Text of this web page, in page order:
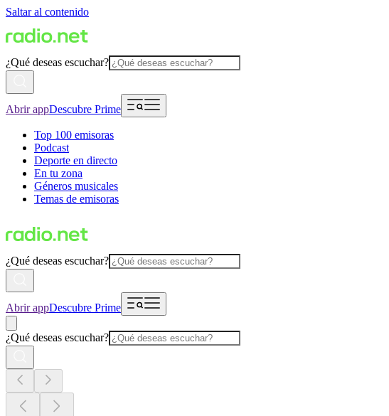
Saltar al contenido
¿Qué deseas escuchar?
Abrir appDescubre Prime
Top 100 emisoras
Podcast
Deporte en directo
En tu zona
Géneros musicales
Temas de emisoras
¿Qué deseas escuchar?
Abrir appDescubre Prime
¿Qué deseas escuchar?